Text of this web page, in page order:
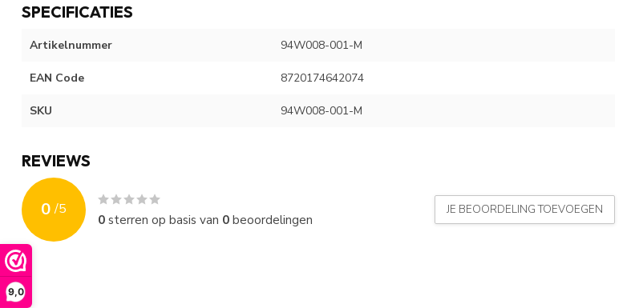
9,0
SPECIFICATIES
Artikelnummer 94W008-001-M
EAN Code 8720174642074
SKU 94W008-001-M
REVIEWS
0 /5
0sterren op basis van 0beoordelingen
JE BEOORDELING TOEVOEGEN